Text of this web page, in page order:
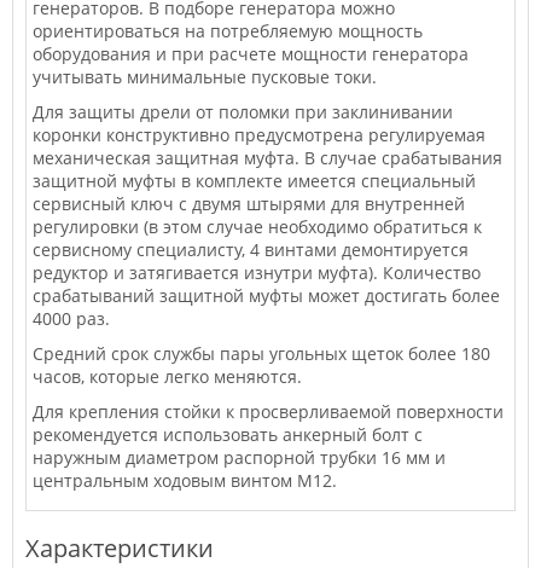
генераторов. В подборе генератора можно
ориентироваться на потребляемую мощность
оборудования и при расчете мощности генератора
учитывать минимальные пусковые токи.
Для защиты дрели от поломки при заклинивании
коронки конструктивно предусмотрена регулируемая
механическая защитная муфта. В случае срабатывания
защитной муфты в комплекте имеется специальный
сервисный ключ с двумя штырями для внутренней
регулировки (в этом случае необходимо обратиться к
сервисному специалисту, 4 винтами демонтируется
редуктор и затягивается изнутри муфта). Количество
срабатываний защитной муфты может достигать более
4000 раз.
Средний срок службы пары угольных щеток более 180
часов, которые легко меняются.
Для крепления стойки к просверливаемой поверхности
рекомендуется использовать анкерный болт с
наружным диаметром распорной трубки 16 мм и
центральным ходовым винтом М12.
Характеристики